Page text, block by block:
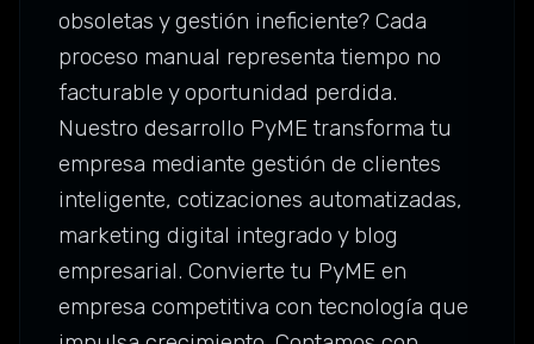
obsoletas y gestión ineficiente? Cada
proceso manual representa tiempo no
facturable y oportunidad perdida.
Nuestro desarrollo PyME transforma tu
empresa mediante gestión de clientes
inteligente, cotizaciones automatizadas,
marketing digital integrado y blog
empresarial. Convierte tu PyME en
empresa competitiva con tecnología que